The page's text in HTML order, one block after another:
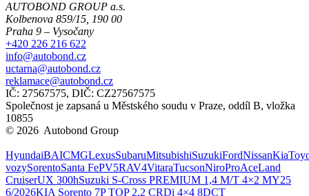
AUTOBOND GROUP a.s.
Kolbenova 859/15, 190 00
Praha 9 – Vysočany
+420 226 216 622
info@autobond.cz
uctarna@autobond.cz
reklamace@autobond.cz
IČ: 27567575, DIČ: CZ27567575
Společnost je zapsaná u Městského soudu v Praze, oddíl B, vložka
10855
© 2026 Autobond Group
HyundaiBAICMGLexusSubaruMitsubishiSuzukiFordNissanKia
vozySorentoSanta FePV5RAV4VitaraTucsonNiroProAceLand
CruiserUX 300hSuzuki S-Cross PREMIUM 1,4 M/T 4×2 MY25
6/2026KIA Sorento 7P TOP 2,2 CRDi 4×4 8DCT